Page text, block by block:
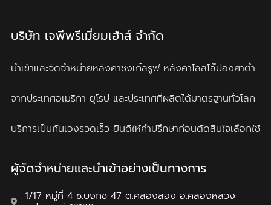
บริษัท เจพีพรีเมี่ยมเฮ้าส์ จำกัด
นำเข้าและจัดจำหน่ายหลังคาชิงเกิ้ลรูฟ หลังคาโลสโล๊ปองศาต่ำ
จากประเทศอเมริกา ยุโรป และประเทศที่ผลิตได้มาตรฐานทั่วโลก
บริการเป็นกันเองรวดเร็ว ยินดีให้คำปรึกษาก่อนตัดสินใจเลือกใช้
ผู้จัดจำหน่ายและนำเข้าอย่างเป็นทางการ
1/17 หมู่ที่ 4 ซ.บงกช 47 ต.คลองสอง อ.คลองหลวง